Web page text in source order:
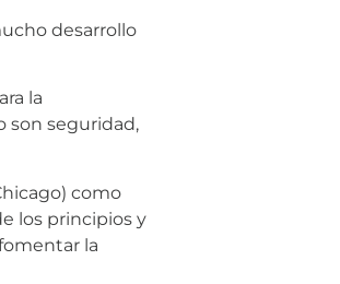
desarrollo
la
son seguridad,
como
los principios y
la